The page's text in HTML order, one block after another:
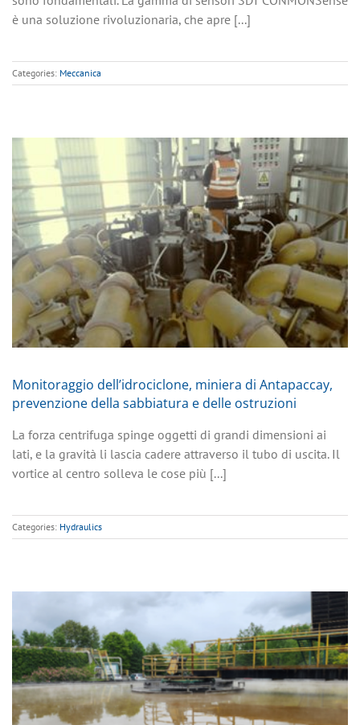
è una soluzione rivoluzionaria, che apre [...]
Categories: Meccanica
Monitoraggio dell’idrociclone, miniera di Antapaccay,
prevenzione della sabbiatura e delle ostruzioni
La forza centrifuga spinge oggetti di grandi dimensioni ai
lati, e la gravità li lascia cadere attraverso il tubo di uscita. Il
vortice al centro solleva le cose più [...]
Categories: Hydraulics